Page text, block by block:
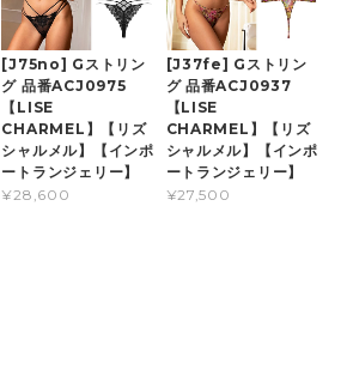
[J75no] Gストリン
グ 品番ACJ0975
【LISE
CHARMEL】【リズ
シャルメル】【インポ
ートランジェリー】
¥28,600
[J37fe] Gストリン
グ 品番ACJ0937
【LISE
CHARMEL】【リズ
シャルメル】【インポ
ートランジェリー】
¥27,500